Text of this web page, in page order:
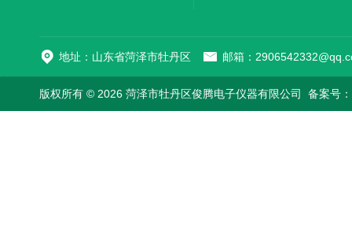
地址：山东省菏泽市牡丹区 邮箱：
版权所有 © 2026 菏泽市牡丹区俊腾电子仪器有限公司 备案号